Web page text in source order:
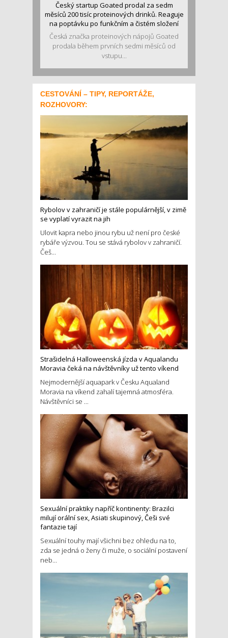
Český startup Goated prodal za sedm
měsíců 200 tisíc proteinových drinků. Reaguje
na poptávku po funkčním a čistém složení
Česká značka proteinových nápojů Goated
prodala během prvních sedmi měsíců od
vstupu...
CESTOVÁNÍ – TIPY, REPORTÁŽE,
ROZHOVORY:
Rybolov v zahraničí je stále populárnější, v zimě
se vyplatí vyrazit na jih
Ulovit kapra nebo jinou rybu už není pro české
rybáře výzvou. Tou se stává rybolov v zahraničí.
Češ...
Strašidelná Halloweenská jízda v Aqualandu
Moravia čeká na návštěvníky už tento víkend
Nejmodernější aquapark v Česku Aqualand
Moravia na víkend zahalí tajemná atmosféra.
Návštěvníci se ...
Sexuální praktiky napříč kontinenty: Brazilci
milují orální sex, Asiati skupinový, Češi své
fantazie tají
Sexuální touhy mají všichni bez ohledu na to,
zda se jedná o ženy či muže, o sociální postavení
neb...